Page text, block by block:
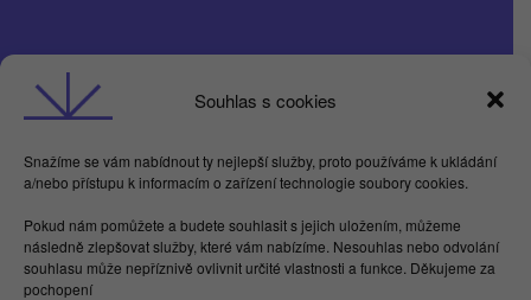
Souhlas s cookies
Snažíme se vám nabídnout ty nejlepší služby, proto používáme k ukládání
a/nebo přístupu k informacím o zařízení technologie soubory cookies.
Pokud nám pomůžete a budete souhlasit s jejich uložením, můžeme
následně zlepšovat služby, které vám nabízíme. Nesouhlas nebo odvolání
souhlasu může nepříznivě ovlivnit určité vlastnosti a funkce. Děkujeme za
pochopení
Obchodní podmínky
GDPR
Butterflies For Future, z.ú. Londýnská 254/7,
Vinohrady
Praha 2 120 00
IČ 17615755